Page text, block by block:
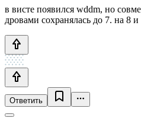
в висте появился wddm, но
дровами сохранялась до 7. на 8
Ответить